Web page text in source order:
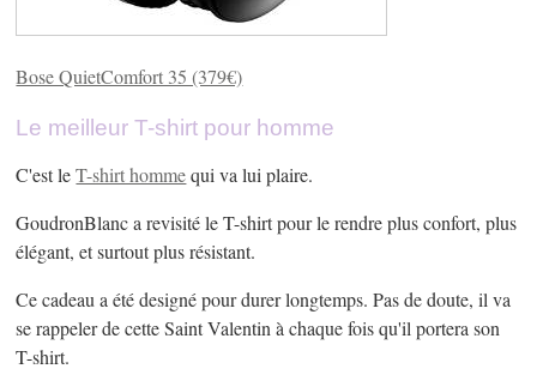
Bose QuietComfort 35 (379€)
Le meilleur T-shirt pour homme
C'est leT-shirt hommequi va lui plaire.
GoudronBlanc a revisité le T-shirt pour le rendre plus confort, plus
élégant, et surtout plus résistant.
Ce cadeau a été designé pour durer longtemps. Pas de doute, il va
se rappeler de cette Saint Valentin à chaque fois qu'il portera son
T-shirt.